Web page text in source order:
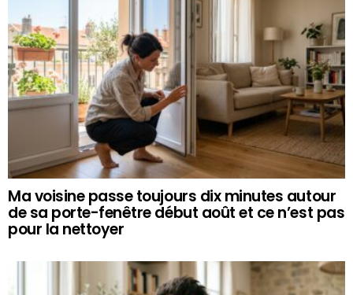
Ma voisine passe toujours dix minutes autour
de sa porte-fenêtre début août et ce n’est pas
pour la nettoyer